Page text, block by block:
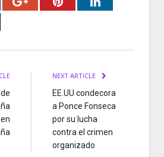
NEXT ARTICLE
EE.UU condecora
a Ponce Fonseca
por su lucha
contra el crimen
organizado